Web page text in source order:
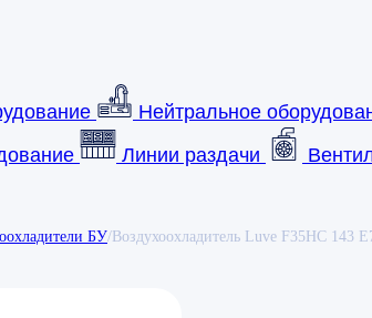
Нейтральное
Линии раздачи
БУ/ Воздухоохладитель Luve F35HC 143